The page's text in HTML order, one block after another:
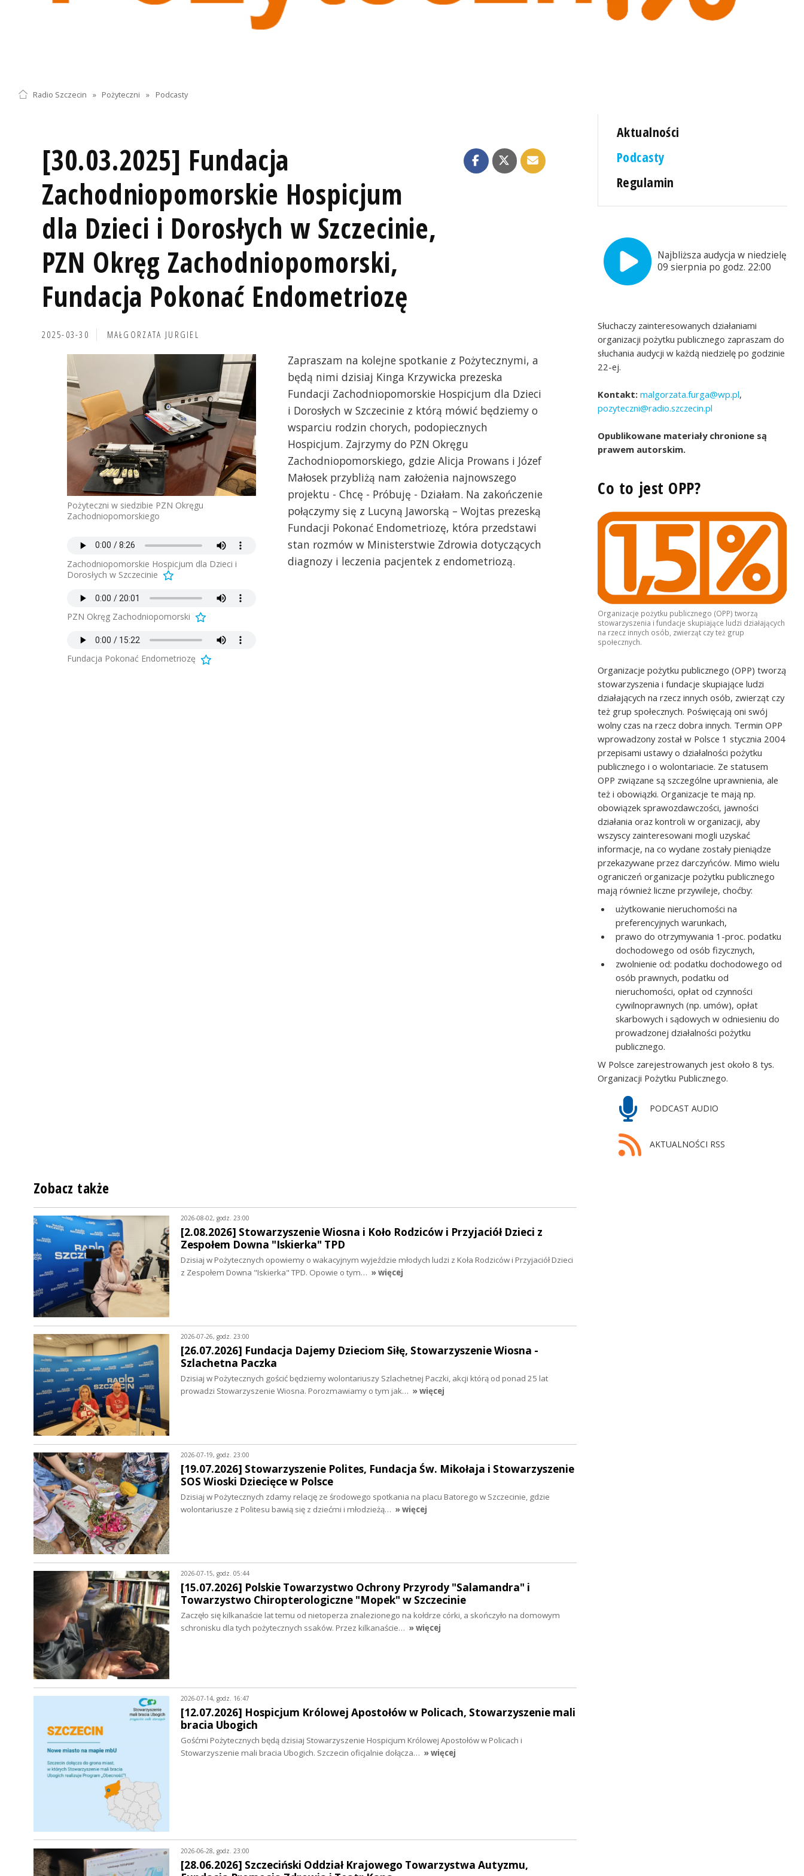
Radio Szczecin » Pożyteczni » Podcasty
[30.03.2025] Fundacja
Zachodniopomorskie Hospicjum
dla Dzieci i Dorosłych w Szczecinie,
PZN Okręg Zachodniopomorski,
Fundacja Pokonać Endometriozę
2025-03-30 MAŁGORZATA JURGIEL
Pożyteczni w siedzibie PZN Okręgu
Zachodniopomorskiego
Zachodniopomorskie Hospicjum dla Dzieci i
Dorosłych w Szczecinie
PZN Okręg Zachodniopomorski
Fundacja Pokonać Endometriozę
Zapraszam na kolejne spotkanie z Pożytecznymi, a
będą nimi dzisiaj Kinga Krzywicka prezeska
Fundacji Zachodniopomorskie Hospicjum dla Dzieci
i Dorosłych w Szczecinie z którą mówić będziemy o
wsparciu rodzin chorych, podopiecznych
Hospicjum. Zajrzymy do PZN Okręgu
Zachodniopomorskiego, gdzie Alicja Prowans i Józef
Małosek przybliżą nam założenia najnowszego
projektu - Chcę - Próbuję - Działam. Na zakończenie
połączymy się z Lucyną Jaworską – Wojtas prezeską
Fundacji Pokonać Endometriozę, która przedstawi
stan rozmów w Ministerstwie Zdrowia dotyczących
diagnozy i leczenia pacjentek z endometriozą.
Aktualności
Podcasty
Regulamin
Najbliższa audycja w niedzielę,
09 sierpnia po godz. 22:00
Słuchaczy zainteresowanych działaniami
organizacji pożytku publicznego zapraszam do
słuchania audycji w każdą niedzielę po godzinie
22-ej.
Kontakt: malgorzata.furga@wp.pl,
pozyteczni@radio.szczecin.pl
Opublikowane materiały chronione są
prawem autorskim.
Co to jest OPP?
Organizacje pożytku publicznego (OPP) tworzą
stowarzyszenia i fundacje skupiające ludzi działających
na rzecz innych osób, zwierząt czy też grup
społecznych.
Organizacje pożytku publicznego (OPP) tworzą
stowarzyszenia i fundacje skupiające ludzi
działających na rzecz innych osób, zwierząt czy
też grup społecznych. Poświęcają oni swój
wolny czas na rzecz dobra innych. Termin OPP
wprowadzony został w Polsce 1 stycznia 2004
przepisami ustawy o działalności pożytku
publicznego i o wolontariacie. Ze statusem
OPP związane są szczególne uprawnienia, ale
też i obowiązki. Organizacje te mają np.
obowiązek sprawozdawczości, jawności
działania oraz kontroli w organizacji, aby
wszyscy zainteresowani mogli uzyskać
informacje, na co wydane zostały pieniądze
przekazywane przez darczyńców. Mimo wielu
ograniczeń organizacje pożytku publicznego
mają również liczne przywileje, choćby:
użytkowanie nieruchomości na
preferencyjnych warunkach,
prawo do otrzymywania 1-proc. podatku
dochodowego od osób fizycznych,
zwolnienie od: podatku dochodowego od
osób prawnych, podatku od
nieruchomości, opłat od czynności
cywilnoprawnych (np. umów), opłat
skarbowych i sądowych w odniesieniu do
prowadzonej działalności pożytku
publicznego.
W Polsce zarejestrowanych jest około 8 tys.
Organizacji Pożytku Publicznego.
PODCAST AUDIO
AKTUALNOŚCI RSS
Zobacz także
2026-08-02, godz. 23:00
[2.08.2026] Stowarzyszenie Wiosna i Koło Rodziców i Przyjaciół Dzieci z
Zespołem Downa "Iskierka" TPD
Dzisiaj w Pożytecznych opowiemy o wakacyjnym wyjeździe młodych ludzi z Koła Rodziców i Przyjaciół Dzieci
z Zespołem Downa "Iskierka" TPD. Opowie o tym… » więcej
2026-07-26, godz. 23:00
[26.07.2026] Fundacja Dajemy Dzieciom Siłę, Stowarzyszenie Wiosna -
Szlachetna Paczka
Dzisiaj w Pożytecznych gościć będziemy wolontariuszy Szlachetnej Paczki, akcji którą od ponad 25 lat
prowadzi Stowarzyszenie Wiosna. Porozmawiamy o tym jak… » więcej
2026-07-19, godz. 23:00
[19.07.2026] Stowarzyszenie Polites, Fundacja Św. Mikołaja i Stowarzyszenie
SOS Wioski Dziecięce w Polsce
Dzisiaj w Pożytecznych zdamy relację ze środowego spotkania na placu Batorego w Szczecinie, gdzie
wolontariusze z Politesu bawią się z dziećmi i młodzieżą… » więcej
2026-07-15, godz. 05:44
[15.07.2026] Polskie Towarzystwo Ochrony Przyrody "Salamandra" i
Towarzystwo Chiropterologiczne "Mopek" w Szczecinie
Zaczęło się kilkanaście lat temu od nietoperza znalezionego na kołdrze córki, a skończyło na domowym
schronisku dla tych pożytecznych ssaków. Przez kilkanaście… » więcej
2026-07-14, godz. 16:47
[12.07.2026] Hospicjum Królowej Apostołów w Policach, Stowarzyszenie mali
bracia Ubogich
Gośćmi Pożytecznych będą dzisiaj Stowarzyszenie Hospicjum Królowej Apostołów w Policach i
Stowarzyszenie mali bracia Ubogich. Szczecin oficjalnie dołącza… » więcej
2026-06-28, godz. 23:00
[28.06.2026] Szczeciński Oddział Krajowego Towarzystwa Autyzmu,